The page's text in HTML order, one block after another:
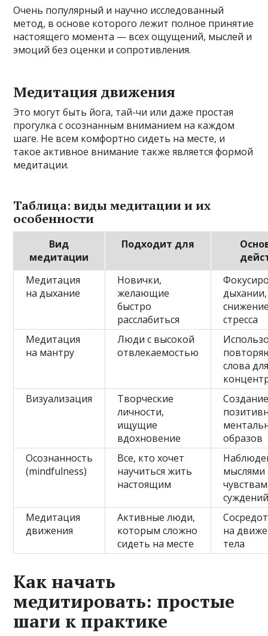
Очень популярный и научно исследованный
метод, в основе которого лежит полное принятие
настоящего момента — всех ощущений, мыслей и
эмоций без оценки и сопротивления.
Медитация движения
Это могут быть йога, тай-чи или даже простая
прогулка с осознанным вниманием на каждом
шаге. Не всем комфортно сидеть на месте, и
такое активное внимание также является формой
медитации.
Таблица: виды медитации и их
особенности
Вид
медитации
Подходит для
Медитация
на дыхание
Новички,
желающие
быстро
расслабиться
дыхании,
стресса
Медитация
на мантру
Люди с высокой
отвлекаемостью
слова
Визуализация
Творческие
личности,
ищущие
вдохновение
образов
Осознанность
(mindfulness)
Все, кто хочет
научиться жить
настоящим
мыслями
Медитация
движения
Активные люди,
которым сложно
сидеть на месте
на
тела
Как начать
медитировать: простые
шаги к практике